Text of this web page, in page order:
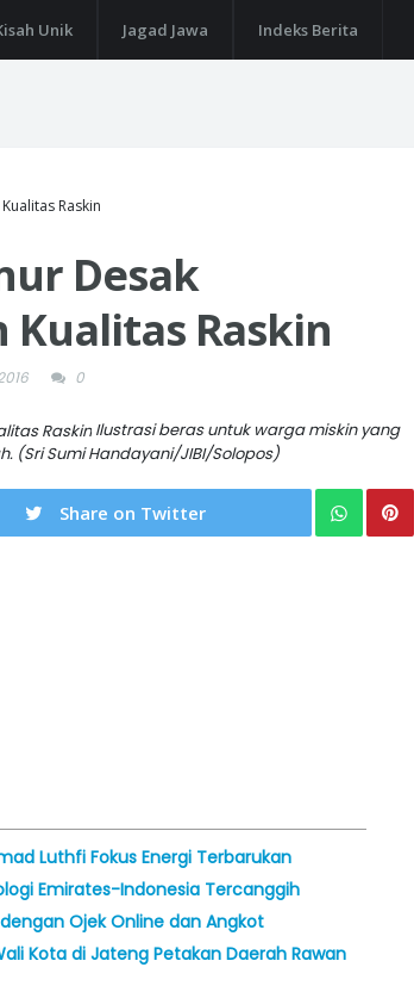
Unik Jagad Jawa Indeks Berita
Raskin
Desak
Raskin
0
Ilustrasi beras untuk warga miskin yang
(Sri Sumi Handayani/JIBI/Solopos)
Share on Twitter
Luthfi Fokus Energi Terbarukan
Emirates-Indonesia Tercanggih
Ojek Online dan Angkot
Kota di Jateng Petakan Daerah Rawan